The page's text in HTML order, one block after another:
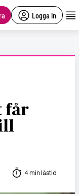
Logga in
får
4 min lästid